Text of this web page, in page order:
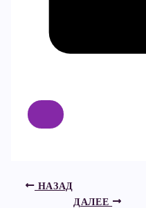
НАЗАД
ДАЛЕЕ